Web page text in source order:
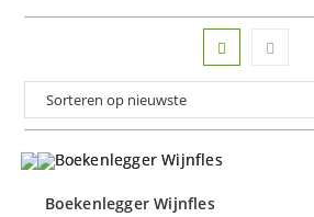
Boekenlegger Wijnfles